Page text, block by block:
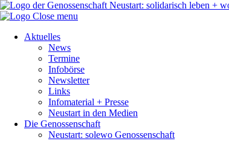
Close menu
Aktuelles
News
Termine
Infobörse
Newsletter
Links
Infomaterial + Presse
Neustart in den Medien
Die Genossenschaft
Neustart: solewo Genossenschaft